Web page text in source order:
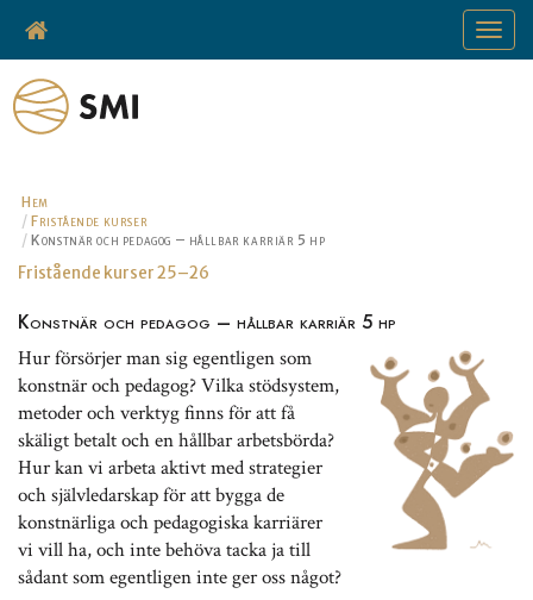
Toggle
Hem
Fristående kurser
Konstnär och pedagog – hållbar karriär 5 hp
Fristående kurser 25–26
Konstnär och pedagog – hållbar karriär 5 hp
Hur försörjer man sig egentligen som
konstnär och pedagog? Vilka stödsystem,
metoder och verktyg finns för att få
skäligt betalt och en hållbar arbetsbörda?
Hur kan vi arbeta aktivt med strategier
och självledarskap för att bygga de
konstnärliga och pedagogiska karriärer
vi vill ha, och inte behöva tacka ja till
sådant som egentligen inte ger oss något?